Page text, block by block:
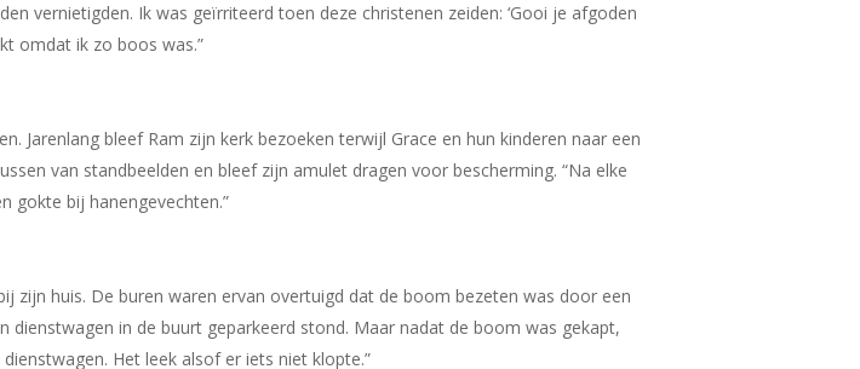
vernietigden. Ik was geïrriteerd toen deze christenen zeiden: ‘Gooi je afgoden
omdat ik zo boos was.”
Jarenlang bleef Ram zijn kerk bezoeken terwijl Grace en hun kinderen naar een
van standbeelden en bleef zijn amulet dragen voor bescherming. “Na elke
gokte bij hanengevechten.”
zijn huis. De buren waren ervan overtuigd dat de boom bezeten was door een
in de buurt geparkeerd stond. Maar nadat de boom was gekapt,
Het leek alsof er iets niet klopte.”